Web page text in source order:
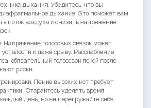
дыхания. Убедитесь, что вы
дыхание. Это поможет вам
поток воздуха и снизить напряжение
Напряжение голосовых связок может
усталости и даже срыву. Расслабление
обязательный голосовой покой после
риски.
Пение высоких нот требует
Старайтесь уделять время
день, но не перегружайте себя.